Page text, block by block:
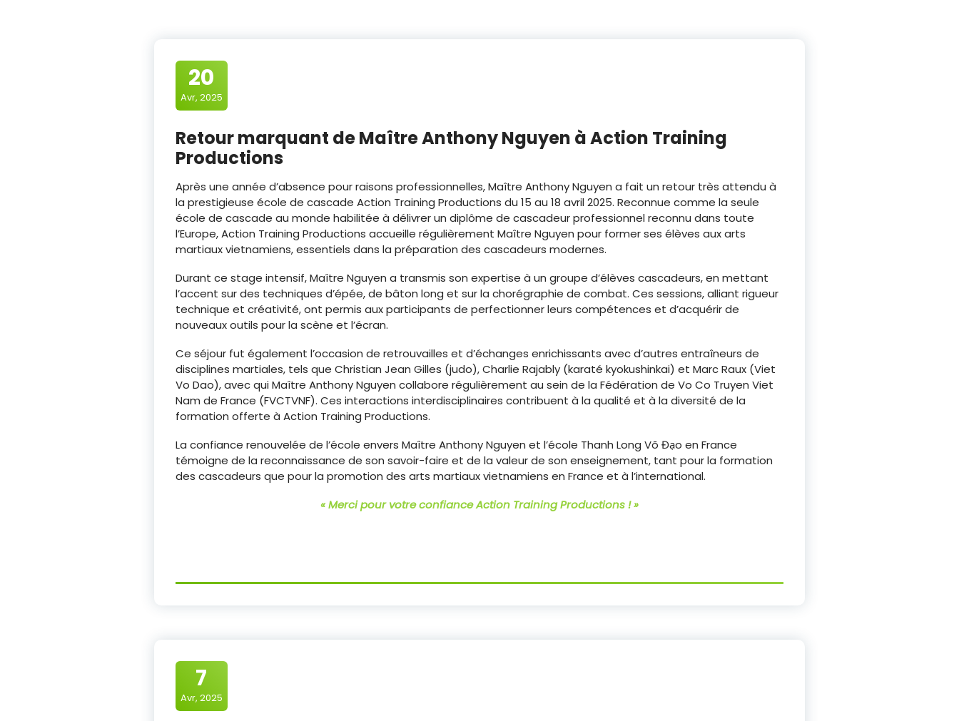
20
Avr, 2025
Retour marquant de Maître Anthony Nguyen à Action Training
Productions
Après une année d’absence pour raisons professionnelles, Maître Anthony Nguyen a fait un retour très attendu à
la prestigieuse école de cascade Action Training Productions du 15 au 18 avril 2025. Reconnue comme la seule
école de cascade au monde habilitée à délivrer un diplôme de cascadeur professionnel reconnu dans toute
l’Europe, Action Training Productions accueille régulièrement Maître Nguyen pour former ses élèves aux arts
martiaux vietnamiens, essentiels dans la préparation des cascadeurs modernes.
Durant ce stage intensif, Maître Nguyen a transmis son expertise à un groupe d’élèves cascadeurs, en mettant
l’accent sur des techniques d’épée, de bâton long et sur la chorégraphie de combat. Ces sessions, alliant rigueur
technique et créativité, ont permis aux participants de perfectionner leurs compétences et d’acquérir de
nouveaux outils pour la scène et l’écran.
Ce séjour fut également l’occasion de retrouvailles et d’échanges enrichissants avec d’autres entraîneurs de
disciplines martiales, tels que Christian Jean Gilles (judo), Charlie Rajably (karaté kyokushinkai) et Marc Raux (Viet
Vo Dao), avec qui Maître Anthony Nguyen collabore régulièrement au sein de la Fédération de Vo Co Truyen Viet
Nam de France (FVCTVNF). Ces interactions interdisciplinaires contribuent à la qualité et à la diversité de la
formation offerte à Action Training Productions.
La confiance renouvelée de l’école envers Maître Anthony Nguyen et l’école Thanh Long Võ Đạo en France
témoigne de la reconnaissance de son savoir-faire et de la valeur de son enseignement, tant pour la formation
des cascadeurs que pour la promotion des arts martiaux vietnamiens en France et à l’international.
« Merci pour votre confiance Action Training Productions ! »
7
Avr, 2025